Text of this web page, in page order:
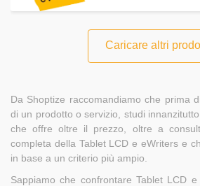
Caricare altri
Da Shoptize raccomandiamo che prima
di un prodotto o servizio, studi
che offre oltre il prezzo, oltre a
completa della Tablet LCD e eWriters e
in base a un criterio più ampio.
Sappiamo che confrontare Tablet LCD